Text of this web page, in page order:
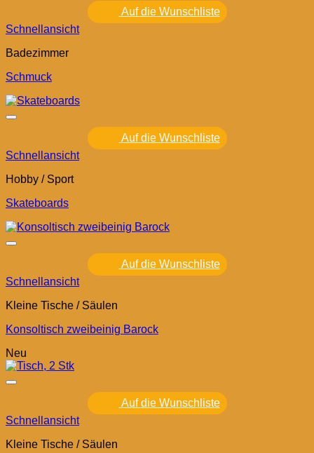
Auf die Wunschliste
Schnellansicht
Badezimmer
Schmuck
Auf die Wunschliste
Schnellansicht
Hobby / Sport
Skateboards
Auf die Wunschliste
Schnellansicht
Kleine Tische / Säulen
Konsoltisch zweibeinig Barock
Neu
Auf die Wunschliste
Schnellansicht
Kleine Tische / Säulen